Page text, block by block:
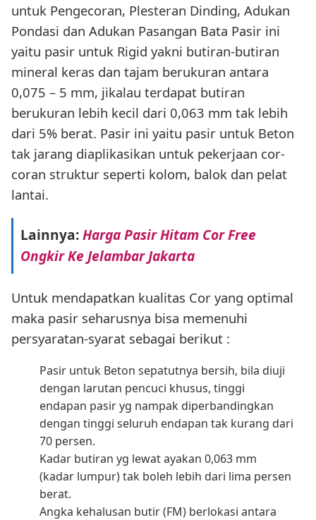
untuk Pengecoran, Plesteran Dinding, Adukan
Pondasi dan Adukan Pasangan Bata Pasir ini
yaitu pasir untuk Rigid yakni butiran-butiran
mineral keras dan tajam berukuran antara
0,075 – 5 mm, jikalau terdapat butiran
berukuran lebih kecil dari 0,063 mm tak lebih
dari 5% berat. Pasir ini yaitu pasir untuk Beton
tak jarang diaplikasikan untuk pekerjaan cor-
coran struktur seperti kolom, balok dan pelat
lantai.
Lainnya:Harga Pasir Hitam Cor Free
Ongkir Ke Jelambar Jakarta
Untuk mendapatkan kualitas Cor yang optimal
maka pasir seharusnya bisa memenuhi
persyaratan-syarat sebagai berikut :
Pasir untuk Beton sepatutnya bersih, bila diuji
dengan larutan pencuci khusus, tinggi
endapan pasir yg nampak diperbandingkan
dengan tinggi seluruh endapan tak kurang dari
70 persen.
Kadar butiran yg lewat ayakan 0,063 mm
(kadar lumpur) tak boleh lebih dari lima persen
berat.
Angka kehalusan butir (FM) berlokasi antara